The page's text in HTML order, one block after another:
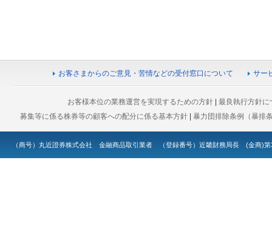
お客さまからのご意見・苦情などの受付窓口について サー
お客様本位の業務運営を実現するための方針 |最良執行方針に
募集等に係る株券等の顧客への配分に係る基本方針 |暴力団排除条例（暴排
（商号）丸近證券株式会社 金融商品取引業者 （登録番号）近畿財務局長 (金商)